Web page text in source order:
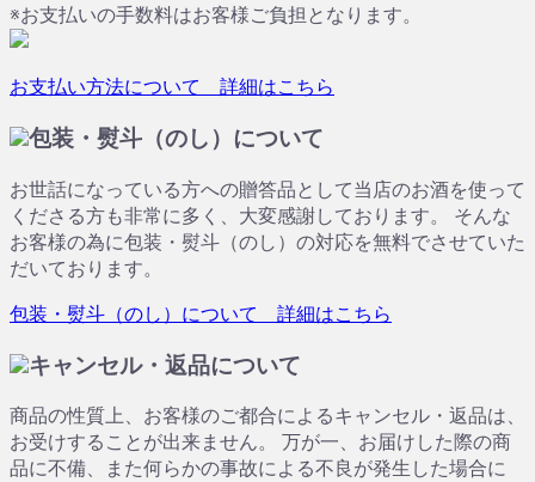
※お支払いの手数料はお客様ご負担となります。
お支払い方法について 詳細はこちら
包装・熨斗（のし）について
お世話になっている方への贈答品として当店のお酒を使って
くださる方も非常に多く、大変感謝しております。 そんな
お客様の為に包装・熨斗（のし）の対応を無料でさせていた
だいております。
包装・熨斗（のし）について 詳細はこちら
キャンセル・返品について
商品の性質上、お客様のご都合によるキャンセル・返品は、
お受けすることが出来ません。 万が一、お届けした際の商
品に不備、また何らかの事故による不良が発生した場合に